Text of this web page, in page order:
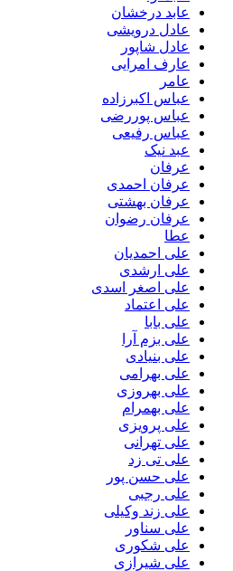
عابد درخشان
عادل درویشی
عادل شاپور
عارف امرایی
عامر
عباس اکبرزاده
عباس پوررضی
عباس رفیعی
عبد نیک
عرفان
عرفان احمدی
عرفان بهشتی
عرفان رضوان
عطا
علی احمدیان
علی ارشدی
علی اصغر اسدی
علی اعتماد
علی بابا
علی بزم آرا
علی بنیادی
علی بهرامی
علی بهروزی
علی بهمرام
علی پرویزی
علی تهرانی
علی تی زد
علی حسن پور
علی رجبی
علی زند وکیلی
علی سناور
علی شکوری
علی شیرازی